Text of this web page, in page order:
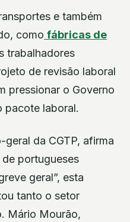
e também
como fábricas de
trabalhadores
de revisão laboral
pressionar o Governo
pacote laboral.
da CGTP, afirma
portugueses
geral”, esta
tanto o setor
Mário Mourão,